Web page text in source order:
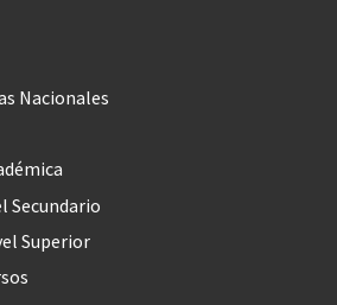
Nacionales
Secundario
Superior